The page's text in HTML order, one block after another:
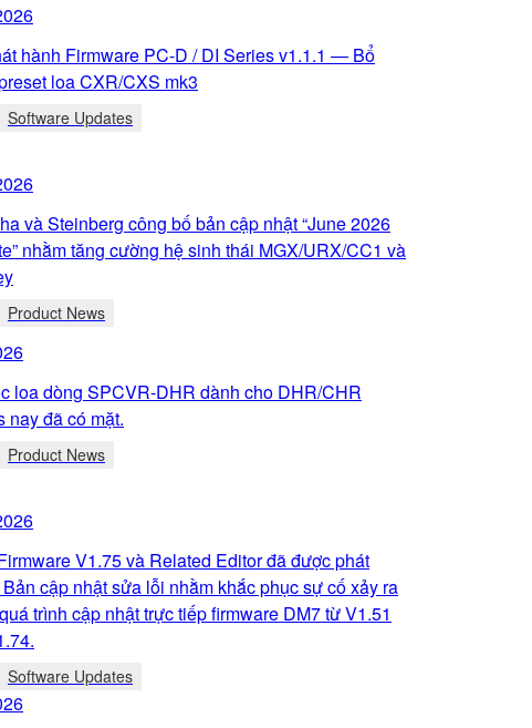
hành Firmware PC-D / DI Series v1.1.1 — Bổ
loa CXR/CXS mk3
Software Updates
và Steinberg công bố bản cập nhật “June 2026
nhằm tăng cường hệ sinh thái MGX/URX/CC1 và
Product News
loa dòng SPCVR-DHR dành cho DHR/CHR
nay đã có mặt.
Product News
V1.75 và Related Editor đã được phát
cập nhật sửa lỗi nhằm khắc phục sự cố xảy ra
trình cập nhật trực tiếp firmware DM7 từ V1.51
Software Updates